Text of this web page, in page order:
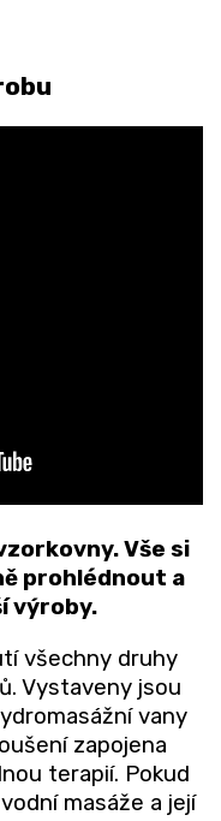
Vše si
prohlédnout a
výroby.
všechny druhy
Vystaveny jsou
vany
zapojena
terapií. Pokud
masáže a její